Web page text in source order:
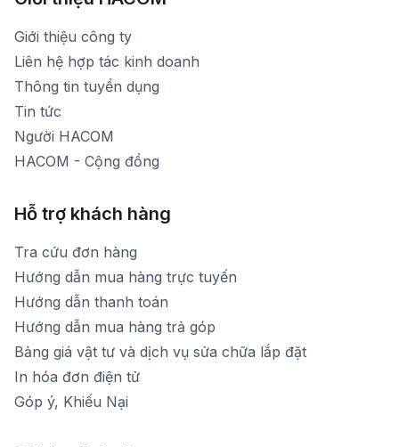
Thời gian mở cửa: Từ 8h30-19h hàng ngày
1900 1903 (máy lẻ 159) -(028)73000322
1900 1903 (máy lẻ 160)
[email protected]
Thời gian mở cửa: Từ 8h30-20h hàng ngày
Giới thiệu công ty
Liên hệ hợp tác kinh doanh
Thông tin tuyển dụng
Tin tức
Người HACOM
HACOM - Cộng đồng
Hỗ trợ khách hàng
Tra cứu đơn hàng
Hướng dẫn mua hàng trực tuyến
Hướng dẫn thanh toán
Hướng dẫn mua hàng trả góp
Bảng giá vật tư và dịch vụ sửa chữa lắp đặt
In hóa đơn điện tử
Góp ý, Khiếu Nại